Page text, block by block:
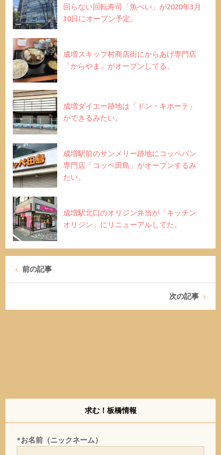
回らない回転寿司「魚べい」が2020年3月
30日にオープン予定。
成増スキップ村商店街にからあげ専門店
「からやま」がオープンしてる。
成増ダイエー跡地は「ドン・キホーテ」
ができるみたい。
成増駅前のサンメリー跡地にコッペパン
専門店「コッペ田島」がオープンするみ
たい。
成増駅北口のオリジン弁当が「キッチン
オリジン」にリニューアルしてた。
前の記事
次の記事
求む！板橋情報
*お名前（ニックネーム）